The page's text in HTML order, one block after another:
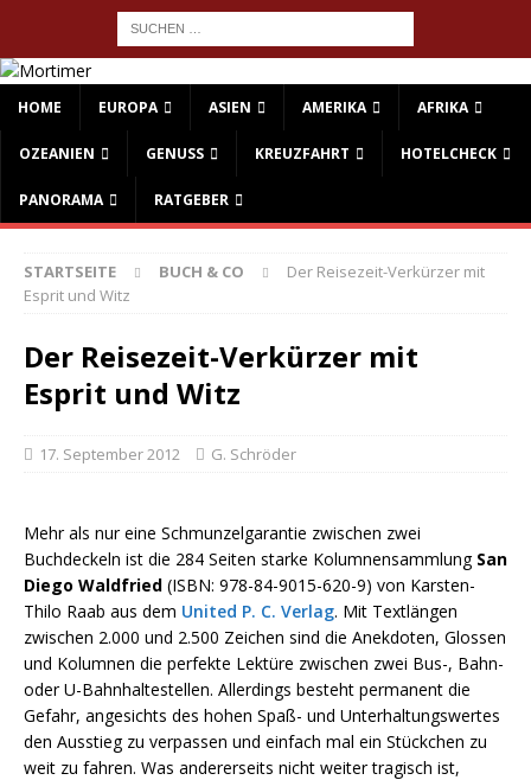
HOME EUROPA ASIEN AMERIKA AFRIKA
OZEANIEN GENUSS KREUZFAHRT HOTELCHECK
PANORAMA RATGEBER
STARTSEITE BUCH & CO
Der Reisezeit-Verkürzer mit
Esprit und Witz
Der Reisezeit-Verkürzer mit
Esprit und Witz
17. September 2012 G. Schröder
Mehr als nur eine Schmunzelgarantie zwischen zwei
Buchdeckeln ist die 284 Seiten starke Kolumnensammlung San
Diego Waldfried (ISBN: 978-84-9015-620-9) von Karsten-
Thilo Raab aus dem United P. C. Verlag. Mit Textlängen
zwischen 2.000 und 2.500 Zeichen sind die Anekdoten, Glossen
und Kolumnen die perfekte Lektüre zwischen zwei Bus-, Bahn-
oder U-Bahnhaltestellen. Allerdings besteht permanent die
Gefahr, angesichts des hohen Spaß- und Unterhaltungswertes
den Ausstieg zu verpassen und einfach mal ein Stückchen zu
weit zu fahren. Was andererseits nicht weiter tragisch ist,